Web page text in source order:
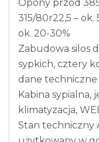
Opony przód
315/80r22,5 – ok.
ok. 20-30%
Zabudowa silos
sypkich, cztery
dane
Kabina sypialna,
klimatyzacja,
Stan techniczny